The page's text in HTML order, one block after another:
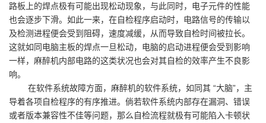
路板上的焊点极有可能出现松动现象，与此同时，电子元件的性能
也会逐步下滑。如此一来，在自检程序启动时，电路信号的传输以
及检测进程便会受到阻碍，速度减缓，从而导致自检时间被拉长。
这就如同电脑主板的焊点一旦松动，电脑的启动进程便会受到影响
一样，麻醉机内部电路的这类状况也会对其自检的效率产生不良影
响。
在软件系统故障方面，麻醉机的软件系统，如同其 “大脑”，主
导着各项自检程序的有序推进。倘若软件系统内部存在漏洞、错误
或者版本兼容性不佳等问题，那么自检流程就极有可能陷入卡顿状